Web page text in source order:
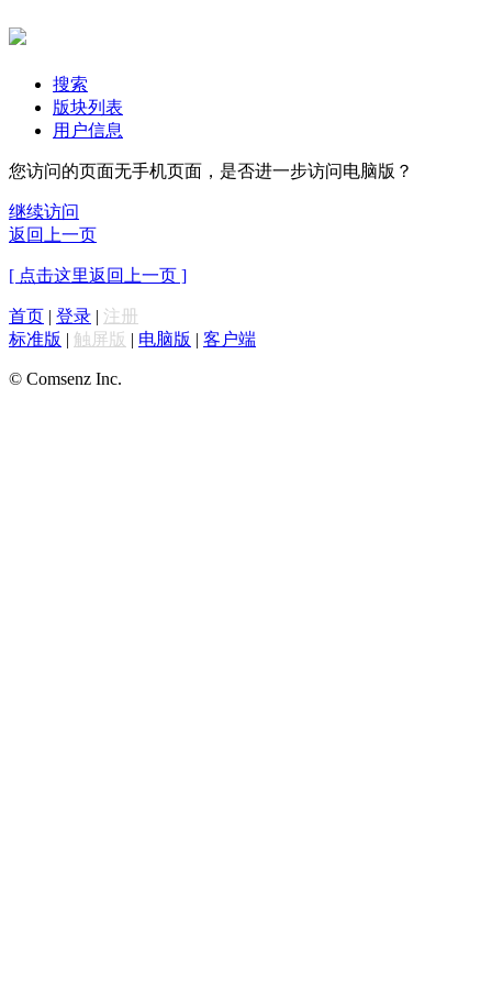
搜索
版块列表
用户信息
您访问的页面无手机页面，是否进一步访问电脑版？
继续访问
返回上一页
[ 点击这里返回上一页 ]
首页 | 登录 | 注册
标准版 | 触屏版 | 电脑版 | 客户端
© Comsenz Inc.